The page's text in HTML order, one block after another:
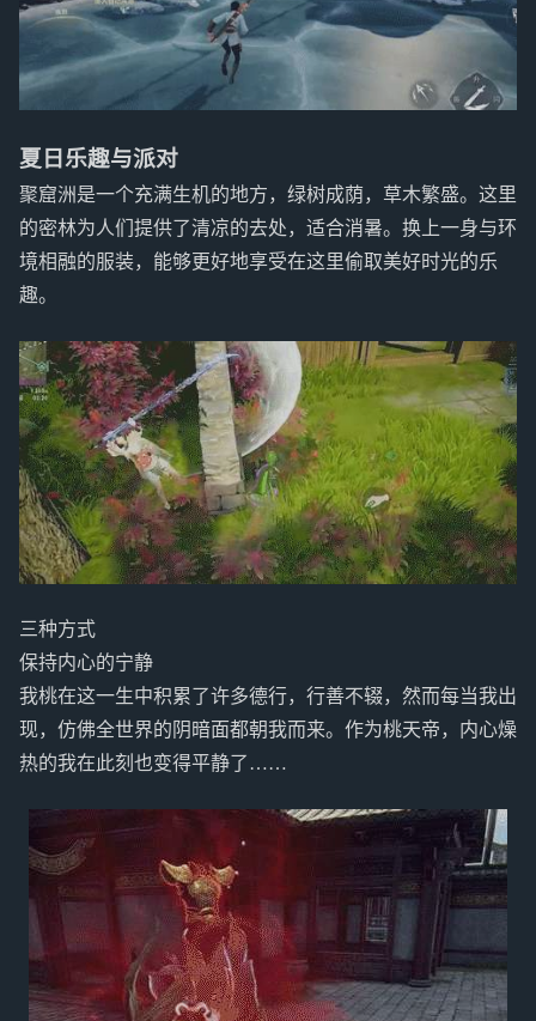
夏日乐趣与派对
聚窟洲是一个充满生机的地方，绿树成荫，草木繁盛。这里
的密林为人们提供了清凉的去处，适合消暑。换上一身与环
境相融的服装，能够更好地享受在这里偷取美好时光的乐
趣。
三种方式
保持内心的宁静
我桃在这一生中积累了许多德行，行善不辍，然而每当我出
现，仿佛全世界的阴暗面都朝我而来。作为桃天帝，内心燥
热的我在此刻也变得平静了……